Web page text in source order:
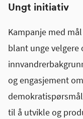
Ungt initiativ
Kampanje med
blant unge velgere
og engasjement
til å utvikle og